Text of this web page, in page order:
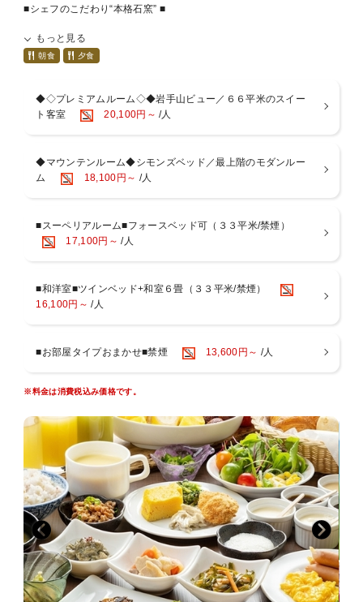
■シェフのこだわり“本格石窯” ■
ジューシーで食べ応え抜群！
遠赤外線が余分な脂を落とし、石窯仕込みの『濃厚でコクのある味わ
■厳選した地産食材を、最も美味しい調理法で。■
・「一番うまい肉」シェフ絶賛！“とろける脂身と赤身の旨み”が自慢
りした味わい『菜彩鶏』
・抗生物質オールフリー／やわらかな食感、特有の旨みとコクの豊か
ェ形式でお楽しみいただけます。
トなど新鮮食材を使用し日替わりメニューでご用意しております。朝
食で体の目覚めと快適な一日のスタートをお手伝いします。また、八
【ご案内】
※ホテルの宿泊状況により食事内容・営業時間を変更させていただく
※レストランにおいての食物アレルギー対応につきましては、お料理
メニュー表記にアレルゲン表示をいたしております。お客様自身での
ご判断でお食事をお取りください。また、メニューを調理する際、同
一の厨房環境内で共通の調理器具等を使用し調理しているため微量の
アレルゲンが混入する可能性があり、表示はアレルゲンを完全除去し
ているものではありません。予めご留意ください。
※夕食・朝食については、状況によりセットメニューに変更する場合
がございます。
【大浴場・サウナ】（14：00〜24：00 / 5：00〜10：00）
もっと見る
朝食 夕食
◆◇プレミアムルーム◇◆岩手山ビュー／６６平米のスイー
ト客室
20,100円～ /人
◆マウンテンルーム◆シモンズベッド／最上階のモダンルー
ム
18,100円～ /人
■スーペリアルーム■フォースベッド可（３３平米/禁煙）
17,100円～ /人
■和洋室■ツインベッド+和室６畳（３３平米/禁煙）
16,100円～ /人
■お部屋タイプおまかせ■禁煙 13,600円～ /人
※料金は消費税込み価格です。